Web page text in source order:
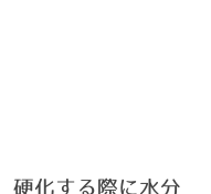
硬化する際に水分